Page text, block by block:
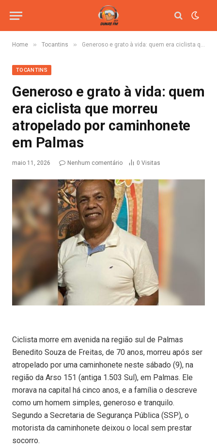
Home » Tocantins » Generoso e grato à vida: quem era ciclista que morreu atropelado por caminhonete em Palmas
TOCANTINS
Generoso e grato à vida: quem
era ciclista que morreu
atropelado por caminhonete
em Palmas
maio 11, 2026 Nenhum comentário 0 Visitas
Ciclista morre em avenida na região sul de Palmas
Benedito Souza de Freitas, de 70 anos, morreu após ser
atropelado por uma caminhonete neste sábado (9), na
região da Arso 151 (antiga 1.503 Sul), em Palmas. Ele
morava na capital há cinco anos, e a família o descreve
como um homem simples, generoso e tranquilo.
Segundo a Secretaria de Segurança Pública (SSP), o
motorista da caminhonete deixou o local sem prestar
socorro.